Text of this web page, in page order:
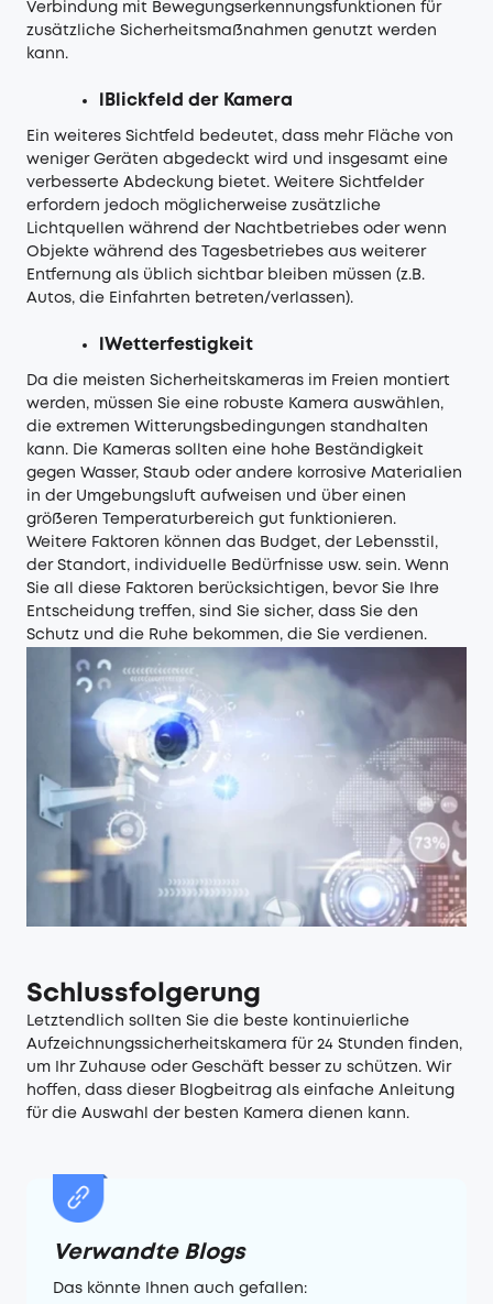
Verbindung mit Bewegungserkennungsfunktionen für
zusätzliche Sicherheitsmaßnahmen genutzt werden
kann.
lBlickfeld der Kamera
Ein weiteres Sichtfeld bedeutet, dass mehr Fläche von
weniger Geräten abgedeckt wird und insgesamt eine
verbesserte Abdeckung bietet. Weitere Sichtfelder
erfordern jedoch möglicherweise zusätzliche
Lichtquellen während der Nachtbetriebes oder wenn
Objekte während des Tagesbetriebes aus weiterer
Entfernung als üblich sichtbar bleiben müssen (z.B.
Autos, die Einfahrten betreten/verlassen).
lWetterfestigkeit
Da die meisten Sicherheitskameras im Freien montiert
werden, müssen Sie eine robuste Kamera auswählen,
die extremen Witterungsbedingungen standhalten
kann. Die Kameras sollten eine hohe Beständigkeit
gegen Wasser, Staub oder andere korrosive Materialien
in der Umgebungsluft aufweisen und über einen
größeren Temperaturbereich gut funktionieren.
Weitere Faktoren können das Budget, der Lebensstil,
der Standort, individuelle Bedürfnisse usw. sein. Wenn
Sie all diese Faktoren berücksichtigen, bevor Sie Ihre
Entscheidung treffen, sind Sie sicher, dass Sie den
Schutz und die Ruhe bekommen, die Sie verdienen.
Schlussfolgerung
Letztendlich sollten Sie die beste kontinuierliche
Aufzeichnungssicherheitskamera für 24 Stunden finden,
um Ihr Zuhause oder Geschäft besser zu schützen. Wir
hoffen, dass dieser Blogbeitrag als einfache Anleitung
für die Auswahl der besten Kamera dienen kann.
Verwandte Blogs
Das könnte Ihnen auch gefallen: